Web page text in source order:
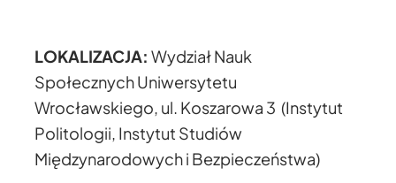
LOKALIZACJA:Wydział Nauk
Społecznych Uniwersytetu
Wrocławskiego, ul. Koszarowa 3 (Instytut
Politologii, Instytut Studiów
Międzynarodowych i Bezpieczeństwa)